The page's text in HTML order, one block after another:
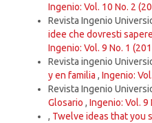
Ingenio: Vol. 10 No. 2
Revista Ingenio
idee che dovresti
Ingenio: Vol. 9 No. 1
Revista ingenio
y en familia , Ingenio:
Revista Ingenio
Glosario , Ingenio: Vol. 9
, Twelve ideas that you